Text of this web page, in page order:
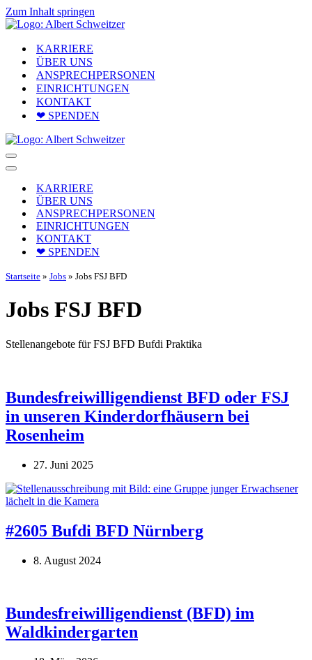
Zum Inhalt springen
KARRIERE
ÜBER UNS
ANSPRECHPERSONEN
EINRICHTUNGEN
KONTAKT
❤ SPENDEN
Navigationsmenü
Navigationsmenü
KARRIERE
ÜBER UNS
ANSPRECHPERSONEN
EINRICHTUNGEN
KONTAKT
❤ SPENDEN
Startseite » Jobs » Jobs FSJ BFD
Jobs FSJ BFD
Stellenangebote für FSJ BFD Bufdi Praktika
Bundesfreiwilligendienst BFD oder FSJ
in unseren Kinderdorfhäusern bei
Rosenheim
27. Juni 2025
#2605 Bufdi BFD Nürnberg
8. August 2024
Bundesfreiwilligendienst (BFD) im
Waldkindergarten